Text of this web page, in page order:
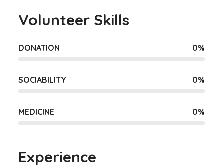
Volunteer Skills
DONATION 0%
SOCIABILITY 0%
MEDICINE 0%
Experience